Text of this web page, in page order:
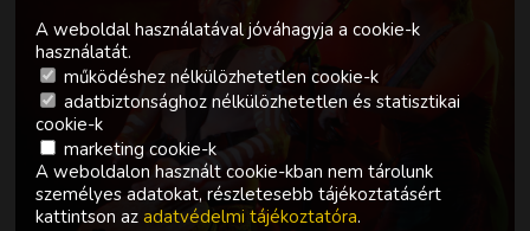
A weboldal használatával jóváhagyja a cookie-k
használatát.
működéshez nélkülözhetetlen cookie-k
adatbiztonsághoz nélkülözhetetlen és statisztikai
cookie-k
marketing cookie-k
A weboldalon használt cookie-kban nem tárolunk
személyes adatokat, részletesebb tájékoztatásért
kattintson az adatvédelmi tájékoztatóra.